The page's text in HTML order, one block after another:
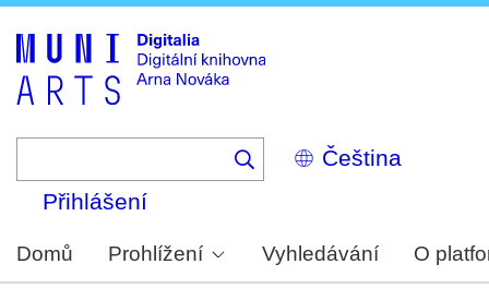
Select
your
Přihlášení
Domů Prohlížení Vyhledávání O